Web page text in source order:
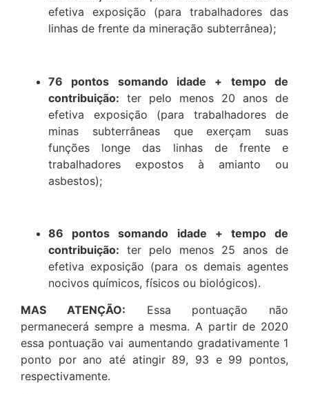
efetiva exposição (para trabalhadores das
linhas de frente da mineração subterrânea);
76 pontos somando idade + tempo de
contribuição: ter pelo menos 20 anos de
efetiva exposição (para trabalhadores de
minas subterrâneas que exerçam suas
funções longe das linhas de frente e
trabalhadores expostos à amianto ou
asbestos);
86 pontos somando idade + tempo de
contribuição: ter pelo menos 25 anos de
efetiva exposição (para os demais agentes
nocivos químicos, físicos ou biológicos).
MAS ATENÇÃO: Essa pontuação não
permanecerá sempre a mesma. A partir de 2020
essa pontuação vai aumentando gradativamente 1
ponto por ano até atingir 89, 93 e 99 pontos,
respectivamente.